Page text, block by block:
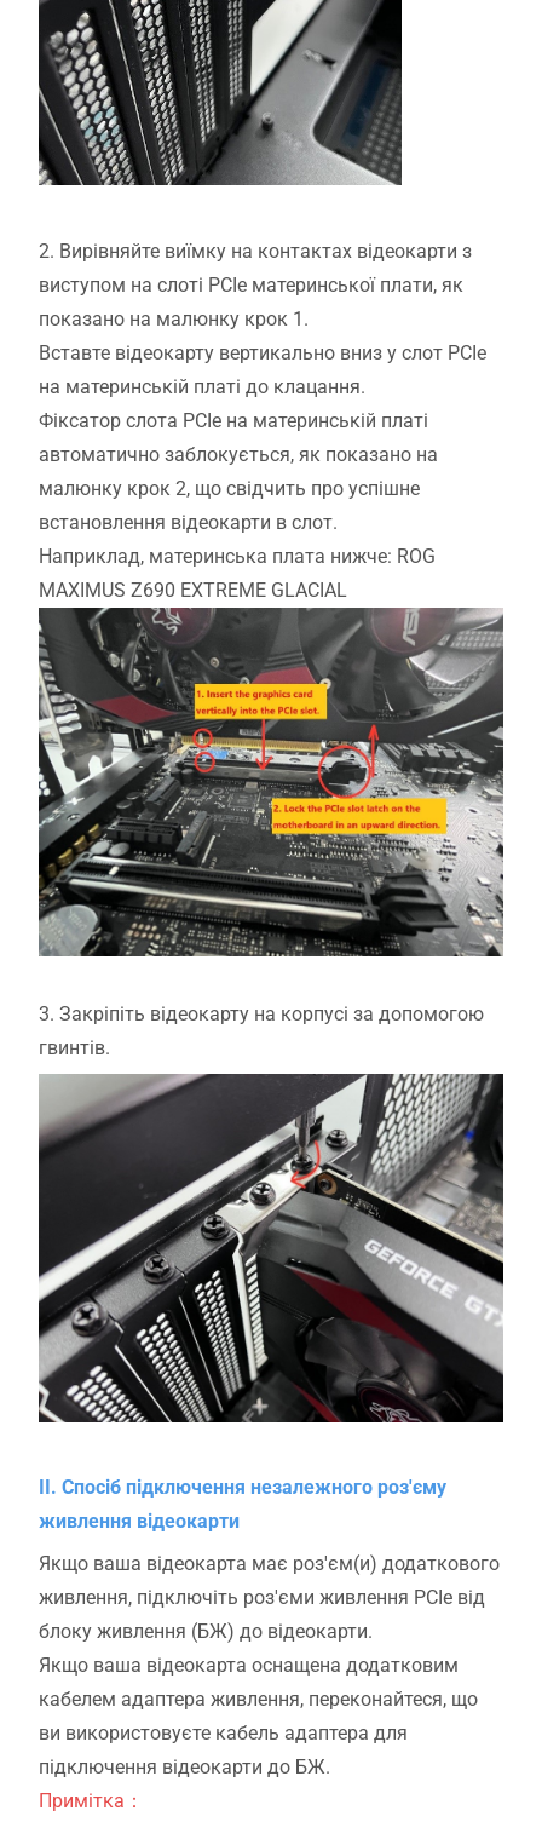
2. Вирівняйте виїмку на контактах відеокарти з
виступом на слоті PCIe материнської плати, як
показано на малюнку крок 1.
Вставте відеокарту вертикально вниз у слот PCIe
на материнській платі до клацання.
Фіксатор слота PCIe на материнській платі
автоматично заблокується, як показано на
малюнку крок 2, що свідчить про успішне
встановлення відеокарти в слот.
Наприклад, материнська плата нижче: ROG
MAXIMUS Z690 EXTREME GLACIAL
3. Закріпіть відеокарту на корпусі за допомогою
гвинтів.
II. Спосіб підключення незалежного роз'єму
живлення відеокарти
Якщо ваша відеокарта має роз'єм(и) додаткового
живлення, підключіть роз'єми живлення PCIe від
блоку живлення (БЖ) до відеокарти.
Якщо ваша відеокарта оснащена додатковим
кабелем адаптера живлення, переконайтеся, що
ви використовуєте кабель адаптера для
підключення відеокарти до БЖ.
Примітка：